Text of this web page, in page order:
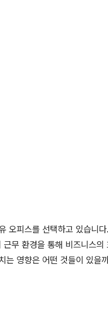
오피스를 선택하고 있습니
무 환경을 통해 비즈니스의
는 영향은 어떤 것들이 있을